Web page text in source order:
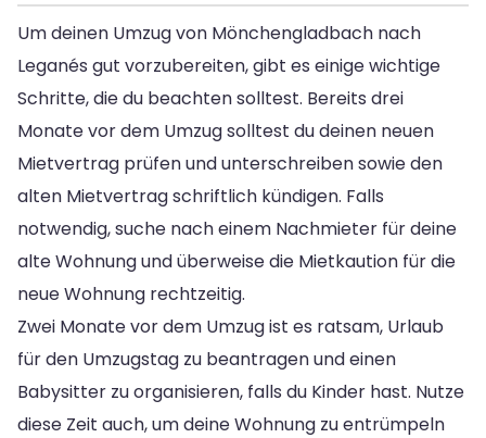
Um deinen Umzug von Mönchengladbach nach
Leganés gut vorzubereiten, gibt es einige wichtige
Schritte, die du beachten solltest. Bereits drei
Monate vor dem Umzug solltest du deinen neuen
Mietvertrag prüfen und unterschreiben sowie den
alten Mietvertrag schriftlich kündigen. Falls
notwendig, suche nach einem Nachmieter für deine
alte Wohnung und überweise die Mietkaution für die
neue Wohnung rechtzeitig.
Zwei Monate vor dem Umzug ist es ratsam, Urlaub
für den Umzugstag zu beantragen und einen
Babysitter zu organisieren, falls du Kinder hast. Nutze
diese Zeit auch, um deine Wohnung zu entrümpeln